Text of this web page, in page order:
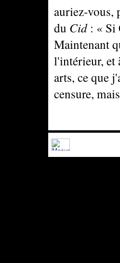
auriez-vous,
du Cid: « Si
Maintenant
l'intérieur, et
arts, ce que
censure,